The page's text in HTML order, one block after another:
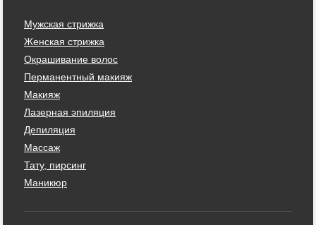
Мужская стрижка
Женская стрижка
Окрашивание волос
Перманентный макияж
Макияж
Лазерная эпиляция
Депиляция
Массаж
Тату, пирсинг
Маникюр